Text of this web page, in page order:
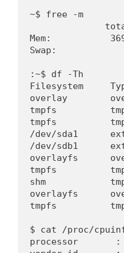
~$ free -m
Mem:
Swap:
:~$ df -Th
Filesystem
overlay
tmpfs
tmpfs
/dev/sda1
/dev/sdb1
overlayfs
tmpfs
shm
overlayfs
tmpfs
$ cat /proc/
processor       :